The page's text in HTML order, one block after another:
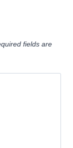
fields are